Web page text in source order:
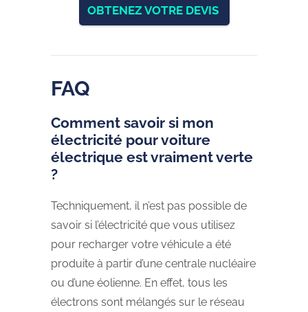
OBTENEZ VOTRE DEVIS
FAQ
Comment savoir si mon
électricité pour voiture
électrique est vraiment verte
?
Techniquement, il n’est pas possible de
savoir si l’électricité que vous utilisez
pour recharger votre véhicule a été
produite à partir d’une centrale nucléaire
ou d’une éolienne. En effet, tous les
électrons sont mélangés sur le réseau